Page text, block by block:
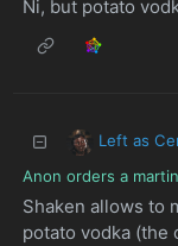
Ni, but potato
Left as
Anon orders a
Shaken allows to
potato vodka (the